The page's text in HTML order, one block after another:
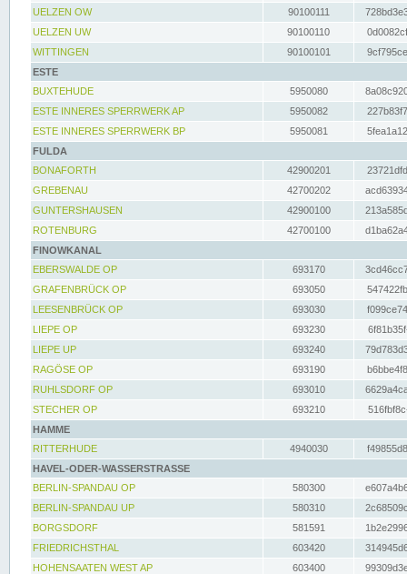
UELZEN OW
90100111
UELZEN UW
90100110
WITTINGEN
90100101
ESTE
BUXTEHUDE
5950080
ESTE INNERES SPERRWERK AP
5950082
ESTE INNERES SPERRWERK BP
5950081
FULDA
BONAFORTH
42900201
GREBENAU
42700202
GUNTERSHAUSEN
42900100
ROTENBURG
42700100
FINOWKANAL
EBERSWALDE OP
693170
GRAFENBRÜCK OP
693050
LEESENBRÜCK OP
693030
LIEPE OP
693230
LIEPE UP
693240
RAGÖSE OP
693190
RUHLSDORF OP
693010
STECHER OP
693210
HAMME
RITTERHUDE
4940030
HAVEL-ODER-WASSERSTRASSE
BERLIN-SPANDAU OP
580300
BERLIN-SPANDAU UP
580310
BORGSDORF
581591
FRIEDRICHSTHAL
603420
HOHENSAATEN WEST AP
603400